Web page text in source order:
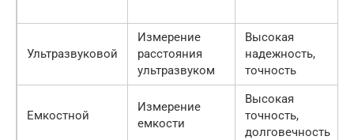
Ультразвуковой
Измерение
расстояния
ультразвуком
Высокая
надежность,
точность
Емкостной
Измерение
емкости
Высокая
точность,
долговечность